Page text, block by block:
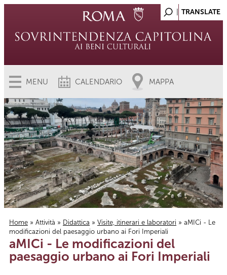
MENU CALENDARIO MAPPA
Tu sei qui
Home » Attività » Didattica » Visite, itinerari e laboratori » aMICi - Le
modificazioni del paesaggio urbano ai Fori Imperiali
aMICi - Le modificazioni del
paesaggio urbano ai Fori Imperiali